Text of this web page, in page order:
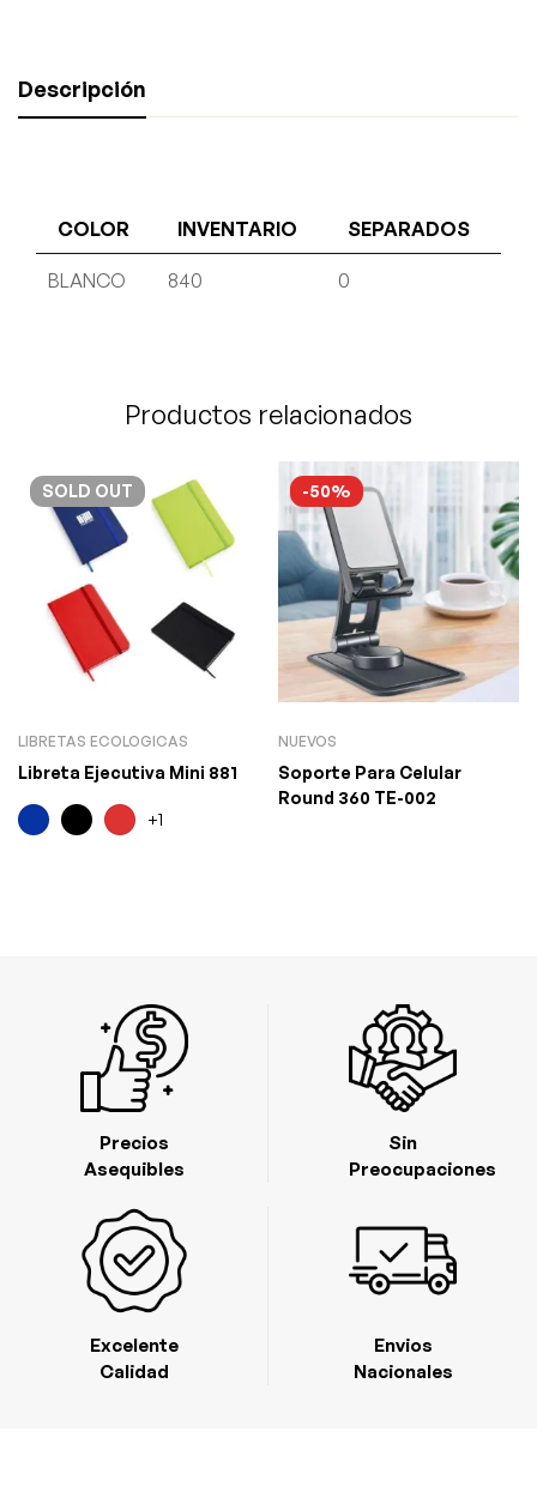
Descripción
COLOR INVENTARIO SEPARADOS
BLANCO 840 0
Productos relacionados
SOLD OUT
LIBRETAS ECOLOGICAS
Libreta Ejecutiva Mini 881
+1
-50%
NUEVOS
Soporte Para Celular
Round 360 TE-002
Excelente
Calidad
Precios
Asequibles
Envios
Nacionales
Sin
Preocupaciones